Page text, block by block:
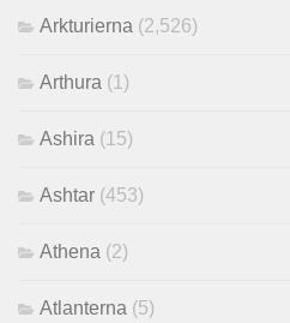
Arkturierna (2,526)
Arthura (1)
Ashira (15)
Ashtar (453)
Athena (2)
Atlanterna (5)